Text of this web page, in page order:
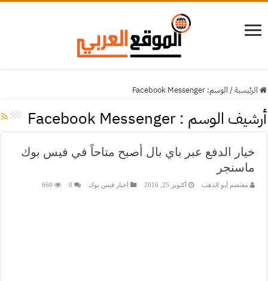
الرئيسية/ الوسم: Facebook Messenger
أرشيف الوسم : Facebook Messenger
خيار الدفع عبر باي بال أصبح متاحاً في فيس بوك
ماسنجر
معتصم أبو الذهب أكتوبر 25, 2016 أخبار فيس بوك 0
660